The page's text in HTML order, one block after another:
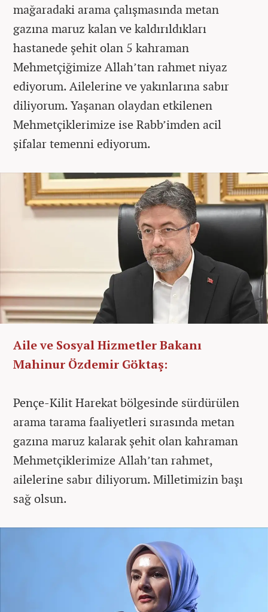
mağaradaki arama çalışmasında metan
gazına maruz kalan ve kaldırıldıkları
hastanede şehit olan 5 kahraman
Mehmetçiğimize Allah’tan rahmet niyaz
ediyorum. Ailelerine ve yakınlarına sabır
diliyorum. Yaşanan olaydan etkilenen
Mehmetçiklerimize ise Rabb’imden acil
şifalar temenni ediyorum.
Aile ve Sosyal Hizmetler Bakanı
Mahinur Özdemir Göktaş:
Pençe-Kilit Harekat bölgesinde sürdürülen
arama tarama faaliyetleri sırasında metan
gazına maruz kalarak şehit olan kahraman
Mehmetçiklerimize Allah’tan rahmet,
ailelerine sabır diliyorum. Milletimizin başı
sağ olsun.